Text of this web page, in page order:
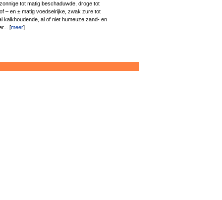
tot matig beschaduwde, droge tot
– en ± matig voedselrijke, zwak zure tot
kalkhoudende, al of niet humeuze zand- en
[meer]